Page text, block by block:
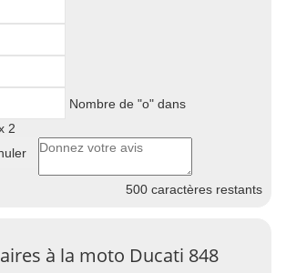
Nombre de "o" dans
2
500 caractères restants
à la moto Ducati 848